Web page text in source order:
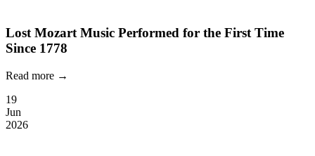
Lost Mozart Music Performed for the First Time
Since 1778
Read more →
19
Jun
2026